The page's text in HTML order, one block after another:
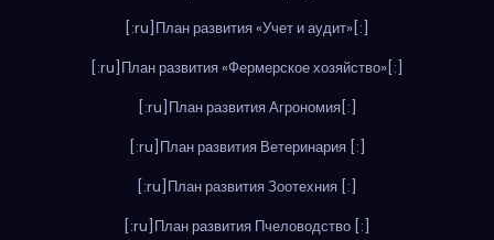
[:ru]План развития «Учет и аудит»[:]
[:ru]План развития «Фермерское хозяйство»[:]
[:ru]План развития Агрономия[:]
[:ru]План развития Ветеринария [:]
[:ru]План развития Зоотехния [:]
[:ru]План развития Пчеловодство [:]